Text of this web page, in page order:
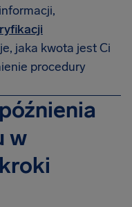
jaka kwota jest Ci
procedury
w